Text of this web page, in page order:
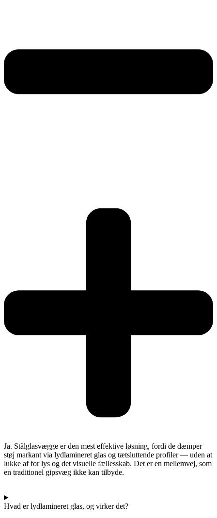
Ja. Stålglasvægge er den mest effektive løsning, fordi de dæmper
støj markant via lydlamineret glas og tætsluttende profiler — uden at
lukke af for lys og det visuelle fællesskab. Det er en mellemvej, som
en traditionel gipsvæg ikke kan tilbyde.
Hvad er lydlamineret glas, og virker det?